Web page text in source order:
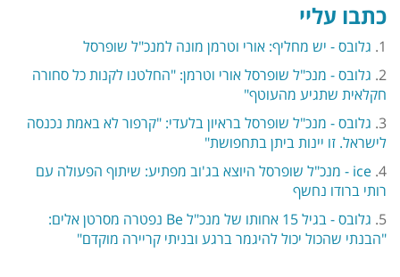
כתבו עליי
1. גלובס - יש מחליף: אורי וטרמן מונה למנכ"ל שופרסל
2. גלובס - מנכ"ל שופרסל אורי וטרמן: "החלטנו לקנות כל סחורה
חקלאית שתגיע מהעוטף"
3. גלובס - מנכ"ל שופרסל בראיון בלעדי: "קרפור לא באמת נכנסה
לישראל. זו יינות ביתן בתחפושת"
4.
ice - מנכ"ל שופרסל היוצא בג'וב מפתיע: שיתוף הפעולה עם
רותי ברודו נחשף
5.
גלובס - בגיל 15 אחותו של מנכ"ל Be נפטרה מסרטן אלים:
"הבנתי שהכול יכול להיגמר ברגע ובניתי קריירה מוקדם"